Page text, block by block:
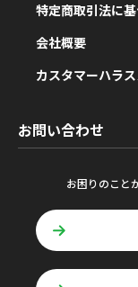
特定商取引法に
会社概要
カスタマーハラ
お問い合わせ
お困りのこと